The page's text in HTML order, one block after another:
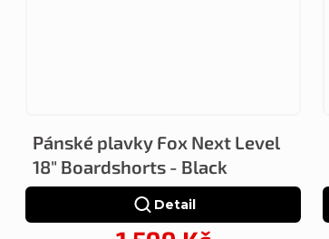
Pánské plavky Fox Next Level
18" Boardshorts - Black
Detail